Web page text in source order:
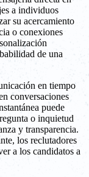
a individuos
su acercamiento
o conexiones
de una
en tiempo
conversaciones
puede
o inquietud
y transparencia.
los reclutadores
a los candidatos a